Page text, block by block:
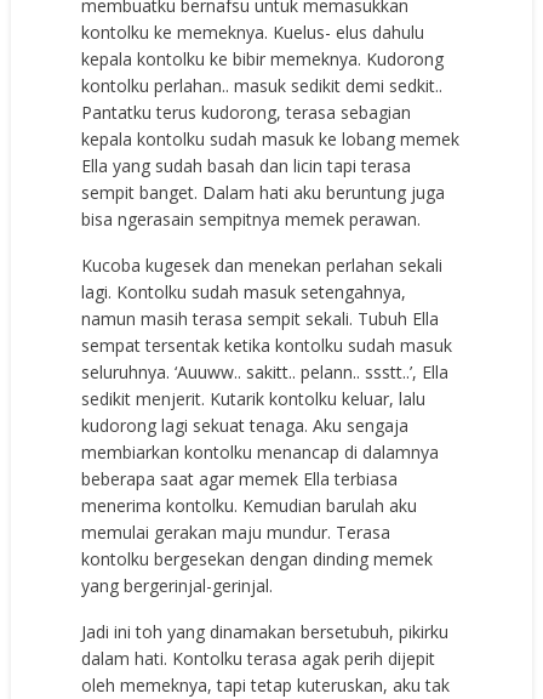
membuatku bernafsu untuk memasukkan
kontolku ke memeknya. Kuelus- elus dahulu
kepala kontolku ke bibir memeknya. Kudorong
kontolku perlahan.. masuk sedikit demi sedkit..
Pantatku terus kudorong, terasa sebagian
kepala kontolku sudah masuk ke lobang memek
Ella yang sudah basah dan licin tapi terasa
sempit banget. Dalam hati aku beruntung juga
bisa ngerasain sempitnya memek perawan.
Kucoba kugesek dan menekan perlahan sekali
lagi. Kontolku sudah masuk setengahnya,
namun masih terasa sempit sekali. Tubuh Ella
sempat tersentak ketika kontolku sudah masuk
seluruhnya. ‘Auuww.. sakitt.. pelann.. ssstt..’, Ella
sedikit menjerit. Kutarik kontolku keluar, lalu
kudorong lagi sekuat tenaga. Aku sengaja
membiarkan kontolku menancap di dalamnya
beberapa saat agar memek Ella terbiasa
menerima kontolku. Kemudian barulah aku
memulai gerakan maju mundur. Terasa
kontolku bergesekan dengan dinding memek
yang bergerinjal-gerinjal.
Jadi ini toh yang dinamakan bersetubuh, pikirku
dalam hati. Kontolku terasa agak perih dijepit
oleh memeknya, tapi tetap kuteruskan, aku tak